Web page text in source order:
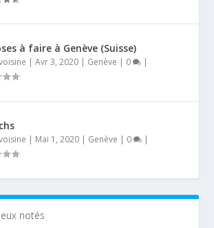
à faire à Genève (Suisse)
|Avr 3, 2020 | Genève | 0 |
| Mai 1, 2020 | Genève | 0 |
notés